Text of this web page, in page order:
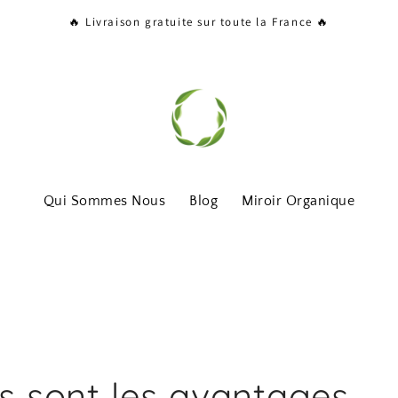
🔥 Livraison gratuite sur toute la France 🔥
Qui Sommes Nous Blog Miroir Organique